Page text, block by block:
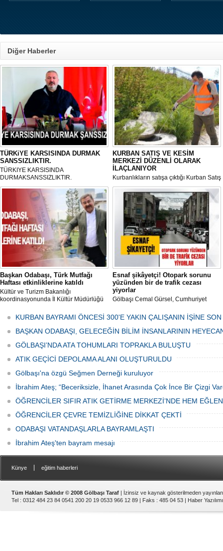
Diğer Haberler
TÜRKiYE KARSISINDA DURMAK
SANSSIZLIKTIR.
TÜRKIYE KARSISINDA
DURMAKSANSSIZLIKTIR.
KURBAN SATIŞ VE KESİM
MERKEZİ DÜZENLİ OLARAK
İLAÇLANIYOR
Kurbanlıkların satışa çıktığı Kurban Satış
ve Kesim Merkezi, haşere ve
mikropların önüne geçilmesi amacıyla
her gün Gölbaşı Belediyesi ekipleri
tarafından düzenli olarak ilaçlanıyor.
Başkan Odabaşı, Türk Mutfağı
Haftası etkinliklerine katıldı
Kültür ve Turizm Bakanlığı
koordinasyonunda İl Kültür Müdürlüğü
Haftası" etkinlikleri Ankara'da devam
ediyor.
Esnaf şikâyetçi! Otopark sorunu
yüzünden bir de trafik cezası
yiyorlar
Gölbaşı Cemal Gürsel, Cumhuriyet
bulunan esnaf ve alışverişe gelen
vatandaşlar park cezaları yüzünden
canından bezdi.
KURBAN BAYRAMI ÖNCESİ 300'E YAKIN ÇALIŞANIN İŞİNE
BAŞKAN ODABAŞI, GELECEĞİN BİLİM İNSANLARININ
GÖLBAŞI’NDA ATA TOHUMLARI TOPRAKLA BULUŞTU
ATIK GEÇİCİ DEPOLAMA ALANI OLUŞTURULDU
Gölbaşı'na özgü Seğmen Derneği kuruluyor
İbrahim Ateş; “Beceriksizle, İhanet Arasında Çok İnce Bir Çizgi
ÖĞRENCİLER SIFIR ATIK GETİRME MERKEZİ’NDE HEM
ÖĞRENCİLER ÇEVRE TEMİZLİĞİNE DİKKAT ÇEKTİ
ODABAŞI VATANDAŞLARLA BAYRAMLAŞTI
İbrahim Ateş'ten bayram mesajı
Künye eğitim haberleri
Tüm Hakları Saklıdır © 2008 Gölbaşı Taraf | İzinsiz ve kaynak gösterilmeden
Tel : 0312 484 23 84 0541 200 20 19 0533 966 12 89 | Faks : 485 04 53 | Haber Yazılımı